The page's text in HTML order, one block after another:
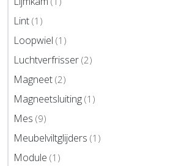
Lint (1)
Loopwiel (1)
Luchtverfrisser (2)
Magneet (2)
Magneetsluiting (1)
Mes (9)
Meubelviltglijders (1)
Module (1)